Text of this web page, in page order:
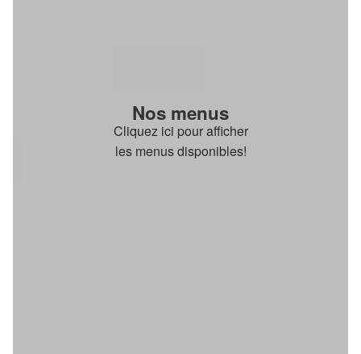
Nos menus
Cliquez ici pour afficher
les menus disponibles!